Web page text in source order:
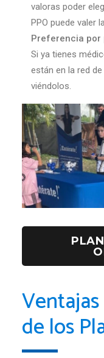
valoras poder
PPO puede valer
Preferencia por
Si ya tienes
están en la red
viéndolos.
de los